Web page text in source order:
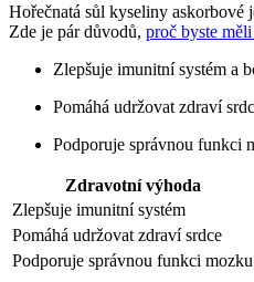
Hořečnatá sůl kyseliny askorbové
Zde je pár důvodů, proč byste
Zlepšuje imunitní systém a
Pomáhá udržovat zdraví
Podporuje správnou funkci
Zdravotní výhoda
Zlepšuje imunitní systém
Pomáhá udržovat zdraví srdce
Podporuje správnou funkci mozku